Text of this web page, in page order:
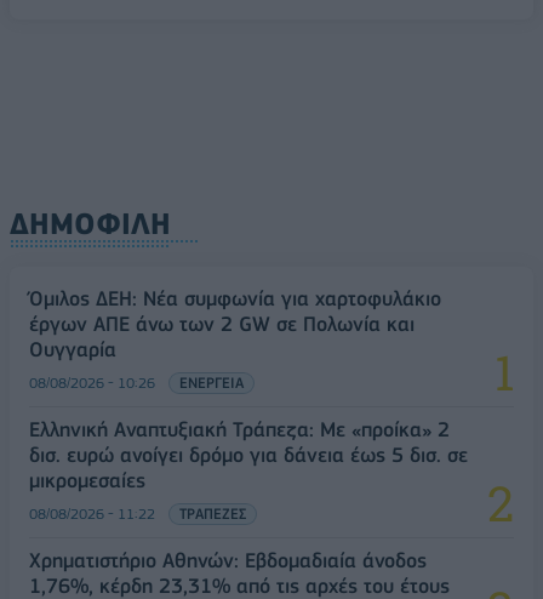
ΔΗΜΟΦΙΛΗ
Όμιλος ΔΕΗ: Νέα συμφωνία για χαρτοφυλάκιο
έργων ΑΠΕ άνω των 2 GW σε Πολωνία και
Ουγγαρία
08/08/2026 - 10:26 ΕΝΕΡΓΕΙΑ
Ελληνική Αναπτυξιακή Τράπεζα: Με «προίκα» 2
δισ. ευρώ ανοίγει δρόμο για δάνεια έως 5 δισ. σε
μικρομεσαίες
08/08/2026 - 11:22 ΤΡΑΠΕΖΕΣ
Χρηματιστήριο Αθηνών: Εβδομαδιαία άνοδος
1,76%, κέρδη 23,31% από τις αρχές του έτους